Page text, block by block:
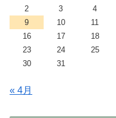
2
3 4
9
10 11
16
17 18
23
24 25
30
31
« 4月